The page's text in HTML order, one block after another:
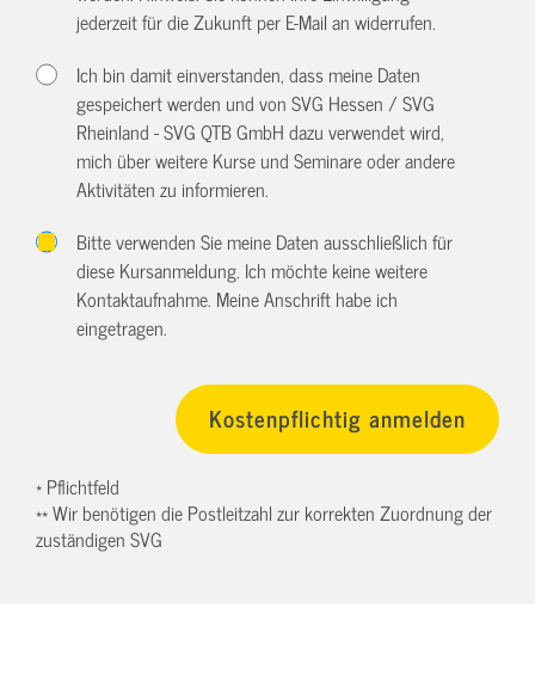
jederzeit für die Zukunft per E-Mail anwiderrufen.
Ich bin damit einverstanden, dass meine Daten
gespeichert werden und von SVG Hessen / SVG
Rheinland - SVG QTB GmbH dazu verwendet wird,
mich über weitere Kurse und Seminare oder andere
Aktivitäten zu informieren.
Bitte verwenden Sie meine Daten ausschließlich für
diese Kursanmeldung. Ich möchte keine weitere
Kontaktaufnahme. Meine Anschrift habe ich
eingetragen.
* Pflichtfeld
** Wir benötigen die Postleitzahl zur korrekten Zuordnung der
zuständigen SVG